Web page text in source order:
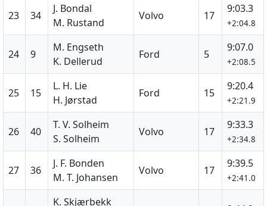
23 34
J. Bondal
M. Rustand
Volvo 17
9:03.3
+2:04.8
24 9
M. Engseth
K. Dellerud
Ford 5
9:07.0
+2:08.5
25 15
L. H. Lie
H. Jørstad
Ford 15
9:20.4
+2:21.9
26 40
T. V. Solheim
S. Solheim
Volvo 17
9:33.3
+2:34.8
27 36
J. F. Bonden
M. T. Johansen
Volvo 17
9:39.5
+2:41.0
K. Skjærbekk